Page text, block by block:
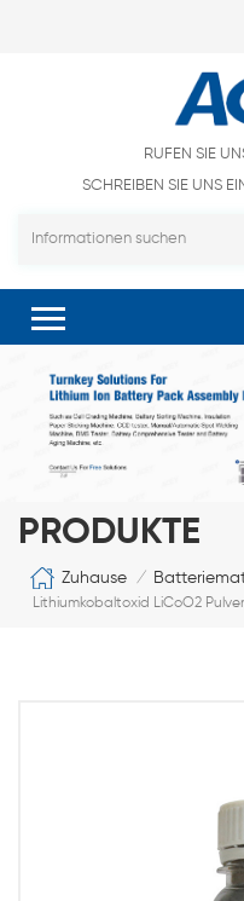
RUFEN SIE
SCHREIBEN SIE UNS
PRODUKTE
Zuhause /
Lithiumkobaltoxid LiCoO2